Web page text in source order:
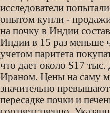
исследователи
опытом купли -
на почку в Индии
Индии в 15 раз меньше
учетом паритета
что дает около $17 тыс.
Ираном. Цены на саму
значительно
пересадке почки и